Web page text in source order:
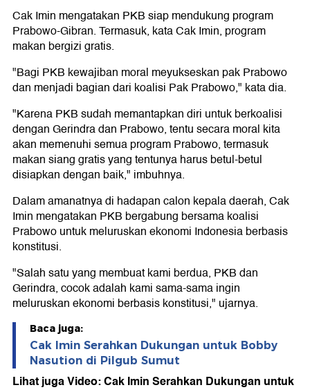
Cak Imin mengatakan PKB siap mendukung program
Prabowo-Gibran. Termasuk, kata Cak Imin, program
makan bergizi gratis.
"Bagi PKB kewajiban moral meyukseskan pak Prabowo
dan menjadi bagian dari koalisi Pak Prabowo," kata dia.
"Karena PKB sudah memantapkan diri untuk berkoalisi
dengan Gerindra dan Prabowo, tentu secara moral kita
akan memenuhi semua program Prabowo, termasuk
makan siang gratis yang tentunya harus betul-betul
disiapkan dengan baik," imbuhnya.
Dalam amanatnya di hadapan calon kepala daerah, Cak
Imin mengatakan PKB bergabung bersama koalisi
Prabowo untuk meluruskan ekonomi Indonesia berbasis
konstitusi.
"Salah satu yang membuat kami berdua, PKB dan
Gerindra, cocok adalah kami sama-sama ingin
meluruskan ekonomi berbasis konstitusi," ujarnya.
Baca juga:
Cak Imin Serahkan Dukungan untuk Bobby
Nasution di Pilgub Sumut
Lihat juga Video: Cak Imin Serahkan Dukungan untuk